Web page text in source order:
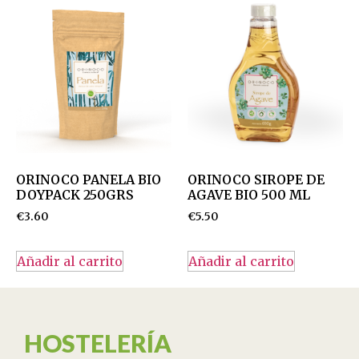
ORINOCO PANELA BIO
DOYPACK 250GRS
€3.60
Añadir al carrito
ORINOCO SIROPE DE
AGAVE BIO 500 ML
€5.50
Añadir al carrito
HOSTELERÍA